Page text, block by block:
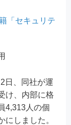
「セキュリテ
日、同社が運
け、内部に格
4,313人の個
にしました。